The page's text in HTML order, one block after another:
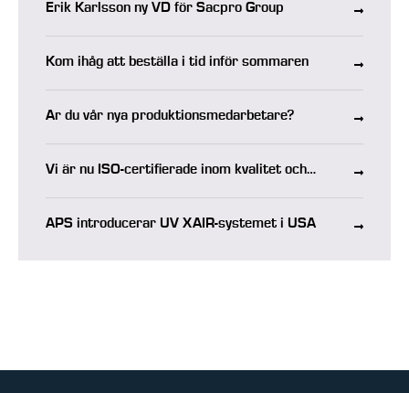
Erik Karlsson ny VD för Sacpro Group
Kom ihåg att beställa i tid inför sommaren
Är du vår nya produktionsmedarbetare?
Vi är nu ISO-certifierade inom kvalitet och
APS introducerar UV XAIR-systemet i USA